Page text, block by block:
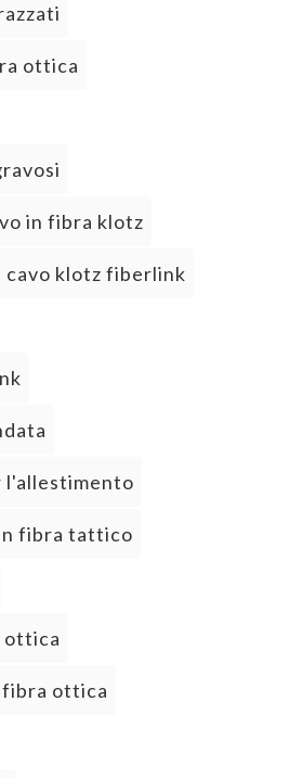
ottica
in fibra klotz
cavo klotz fiberlink
l'allestimento
fibra tattico
ottica
ottica